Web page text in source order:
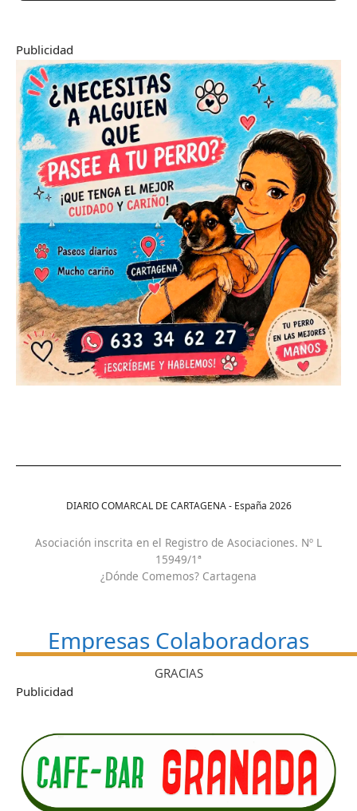
Publicidad
DIARIO COMARCAL DE CARTAGENA - España 2026
Asociación inscrita en el Registro de Asociaciones. Nº L
15949/1ª
¿Dónde Comemos? Cartagena
Empresas Colaboradoras
GRACIAS
Publicidad